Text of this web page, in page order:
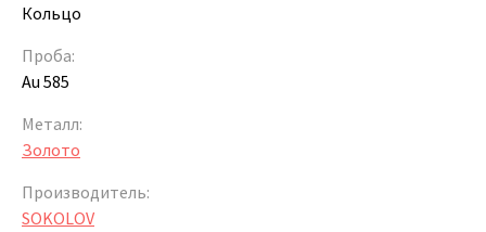
Кольцо
Проба:
Au 585
Металл:
Золото
Производитель:
SOKOLOV